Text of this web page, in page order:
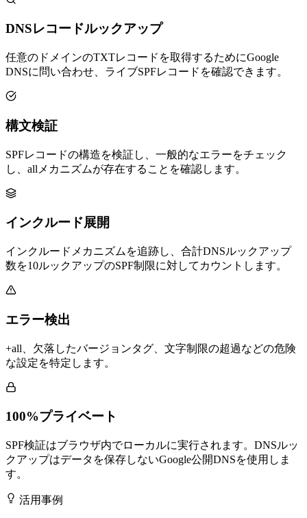
DNSレコードルックアップ
任意のドメインのTXTレコードを取得するためにGoogle
DNSに問い合わせ、ライブSPFレコードを確認できます。
構文検証
SPFレコードの構造を検証し、一般的なエラーをチェック
し、allメカニズムが存在することを確認します。
インクルード展開
インクルードメカニズムを追跡し、合計DNSルックアップ
数を10ルックアップのSPF制限に対してカウントします。
エラー検出
+all、欠落したバージョンタグ、文字制限の超過などの危険
な設定を特定します。
100%プライベート
SPF検証はブラウザ内でローカルに実行されます。DNSルッ
クアップはデータを保存しないGoogle公開DNSを使用しま
す。
活用事例